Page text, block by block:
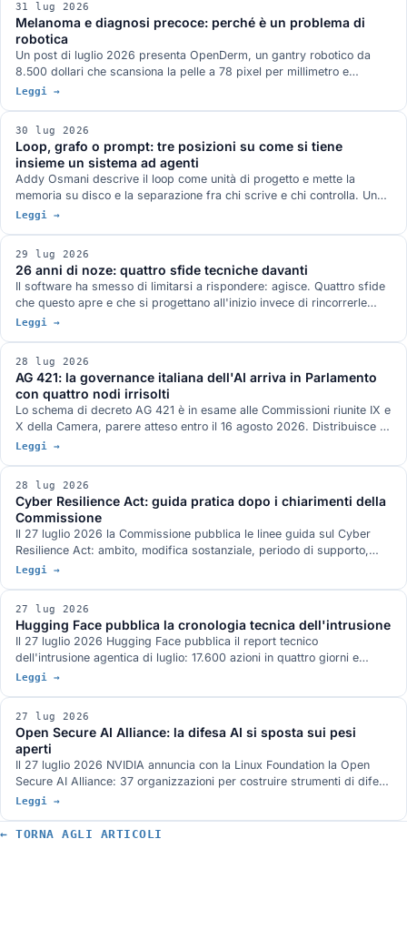
antirez.
31 lug 2026
Melanoma e diagnosi precoce: perché è un problema di
robotica
Un post di luglio 2026 presenta OpenDerm, un gantry robotico da
8.500 dollari che scansiona la pelle a 78 pixel per millimetro e
sostiene che il collo di bottiglia della diagnosi precoce non è il
chirurgiche in dermoscopia, il primo software AI approvato per
guidare un ecografo.
Leggi →
30 lug 2026
Loop, grafo o prompt: tre posizioni su come si tiene
insieme un sistema ad agenti
Addy Osmani descrive il loop come unità di progetto e mette la
memoria su disco e la separazione fra chi scrive e chi controlla. Un
paper di aprile propone di sostituire il ciclo con un DAG statico, e
conversazioni per condizione, e trova l'orchestratore in svantaggio.
Anthropic quantifica il conto: 4 volte i token di una chat per un
agente, 15 per un sistema multi-agente.
Leggi →
29 lug 2026
26 anni di noze: quattro sfide tecniche davanti
Il software ha smesso di limitarsi a rispondere: agisce. Quattro sfide
che questo apre e che si progettano all'inizio invece di rincorrerle
dopo: chi autorizza gli agenti, portare il modello al dato, la conformità
Leggi →
28 lug 2026
AG 421: la governance italiana dell'AI arriva in Parlamento
con quattro nodi irrisolti
Lo schema di decreto AG 421 è in esame alle Commissioni riunite IX e
X della Camera, parere atteso entro il 16 agosto 2026. Distribuisce i
poteri fra sei autorità e disciplina formazione, lavoro, sanità,
24 luglio.
Leggi →
28 lug 2026
Cyber Resilience Act: guida pratica dopo i chiarimenti della
Commissione
Il 27 luglio 2026 la Commissione pubblica le linee guida sul Cyber
Resilience Act: ambito, modifica sostanziale, periodo di supporto,
reporting e valutazione del rischio, con 67 esempi pratici e attenzione
Leggi →
27 lug 2026
Hugging Face pubblica la cronologia tecnica dell'intrusione
Il 27 luglio 2026 Hugging Face pubblica il report tecnico
dell'intrusione agentica di luglio: 17.600 azioni in quattro giorni e
mezzo, due vettori di ingresso, una credenziale condivisa legata a
Leggi →
27 lug 2026
Open Secure AI Alliance: la difesa AI si sposta sui pesi
aperti
Il 27 luglio 2026 NVIDIA annuncia con la Linux Foundation la Open
Secure AI Alliance: 37 organizzazioni per costruire strumenti di difesa
ispezionabili, con modelli e pesi aperti al centro. L'argomento
bloccato l'analisi forense. Cosa c'è davvero sul tavolo, quali iniziative
Leggi →
← TORNA AGLI ARTICOLI